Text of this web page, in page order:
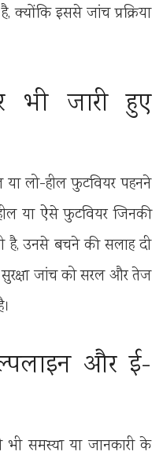
इससे जांच प्रक्रिया
भी जारी हुए
या लो-हील फुटवियर पहनने
या ऐसे फुटवियर जिनकी
है, उनसे बचने की सलाह दी
जांच को सरल और तेज
और ई-
भी समस्या या जानकारी के